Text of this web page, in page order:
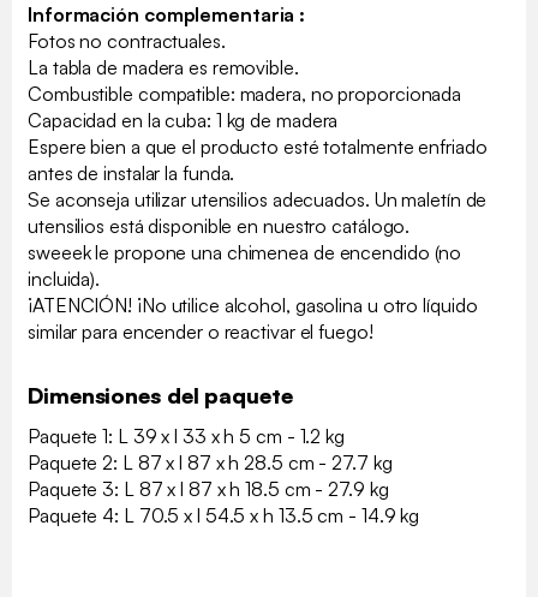
Información complementaria :
Fotos no contractuales.
La tabla de madera es removible.
Combustible compatible: madera, no proporcionada
Capacidad en la cuba: 1 kg de madera
Espere bien a que el producto esté totalmente enfriado
antes de instalar la funda.
Se aconseja utilizar utensilios adecuados. Un maletín de
utensilios está disponible en nuestro catálogo.
sweeek le propone una chimenea de encendido (no
incluida).
¡ATENCIÓN! ¡No utilice alcohol, gasolina u otro líquido
similar para encender o reactivar el fuego!
Dimensiones del paquete
Paquete 1: L 39 x l 33 x h 5 cm - 1.2 kg
Paquete 2: L 87 x l 87 x h 28.5 cm - 27.7 kg
Paquete 3: L 87 x l 87 x h 18.5 cm - 27.9 kg
Paquete 4: L 70.5 x l 54.5 x h 13.5 cm - 14.9 kg